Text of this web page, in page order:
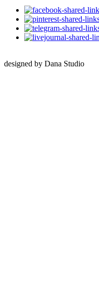
designed by Dana Studio